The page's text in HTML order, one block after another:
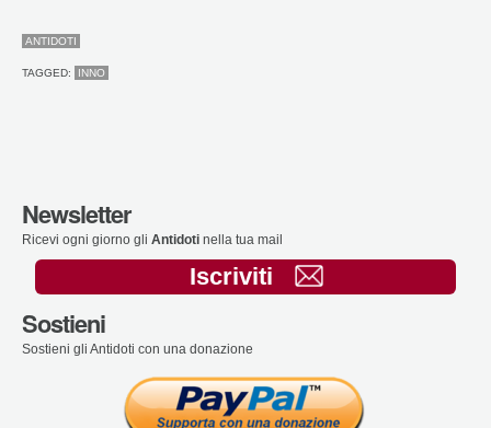
ANTIDOTI
TAGGED: INNO
Newsletter
Ricevi ogni giorno gli Antidoti nella tua mail
Iscriviti
Sostieni
Sostieni gli Antidoti con una donazione